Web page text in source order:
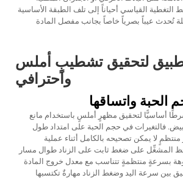
القياسي أحياناً إلى تلف الطبقة الأساسية
تُحدث عيباً بصرياً خاصاً بجانب مفصل المادة
لتحقيق تشطيبٍ أملس
واحترافي
الحبة واتساقها
أساسيًّا لتحقيق مظهرٍ أملسٍ باستخدام مانع
فالتغيرات في حجم الحبة على امتداد طول
لا يمكن تصحيحه بالكامل أثناء عملية
المشغِّل على ضغط ثابت على الزناد طوال مسار
بسرعةٍ منتظمةٍ تتناسب مع معدل خروج المادة
بين سرعة اليد وضغط الزناد مهارةٌ تكتسبها